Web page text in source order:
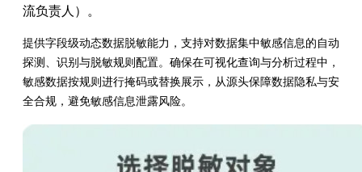
流负责人）。
提供字段级动态数据脱敏能力，支持对数据集中敏感信息的自动
探测、识别与脱敏规则配置。确保在可视化查询与分析过程中，
敏感数据按规则进行掩码或替换展示，从源头保障数据隐私与安
全合规，避免敏感信息泄露风险。